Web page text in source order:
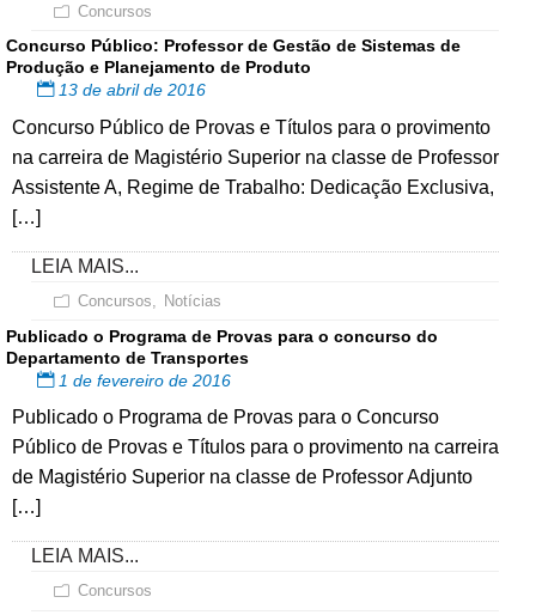
Concursos
Concurso Público: Professor de Gestão de Sistemas de
Produção e Planejamento de Produto
13 de abril de 2016
Concurso Público de Provas e Títulos para o provimento
na carreira de Magistério Superior na classe de Professor
Assistente A, Regime de Trabalho: Dedicação Exclusiva,
[…]
LEIA MAIS...
Concursos, Notícias
Publicado o Programa de Provas para o concurso do
Departamento de Transportes
1 de fevereiro de 2016
Publicado o Programa de Provas para o Concurso
Público de Provas e Títulos para o provimento na carreira
de Magistério Superior na classe de Professor Adjunto
[…]
LEIA MAIS...
Concursos